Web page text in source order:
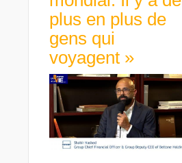
plus en plus de
gens qui
voyagent »